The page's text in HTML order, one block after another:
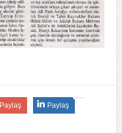
Paylaş Paylaş